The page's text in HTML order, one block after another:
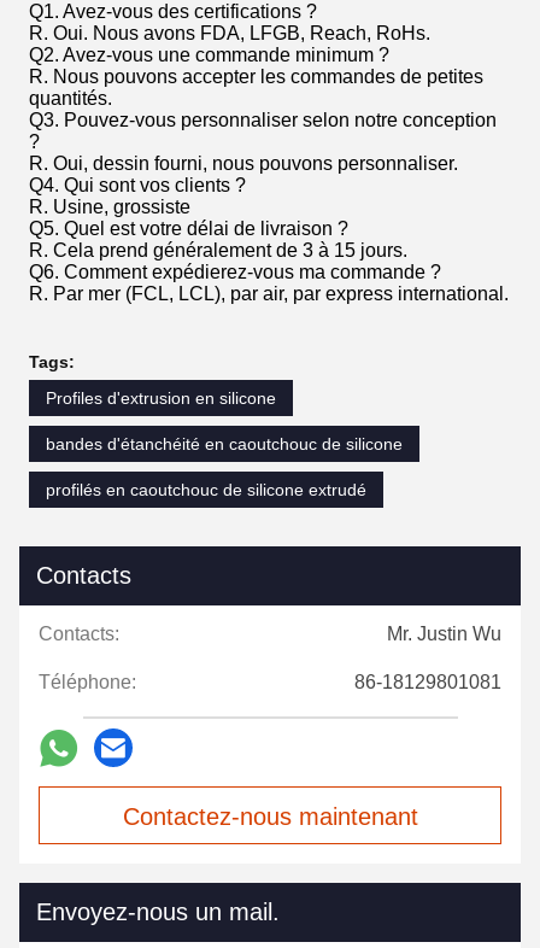
Q1. Avez-vous des certifications ?
R. Oui. Nous avons FDA, LFGB, Reach, RoHs.
Q2. Avez-vous une commande minimum ?
R. Nous pouvons accepter les commandes de petites
quantités.
Q3. Pouvez-vous personnaliser selon notre conception
?
R. Oui, dessin fourni, nous pouvons personnaliser.
Q4. Qui sont vos clients ?
R. Usine, grossiste
Q5. Quel est votre délai de livraison ?
R. Cela prend généralement de 3 à 15 jours.
Q6. Comment expédierez-vous ma commande ?
R. Par mer (FCL, LCL), par air, par express international.
Tags:
Profiles d'extrusion en silicone
bandes d'étanchéité en caoutchouc de silicone
profilés en caoutchouc de silicone extrudé
Contacts
Contacts: Mr. Justin Wu
Téléphone: 86-18129801081
Contactez-nous maintenant
Envoyez-nous un mail.